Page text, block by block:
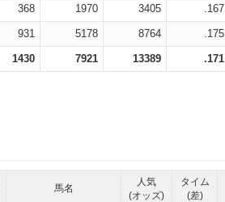
368 1970 3405 .167
931 5178 8764 .175
1430 7921 13389 .171
馬名
人気
(オッズ)
タイム
(差)